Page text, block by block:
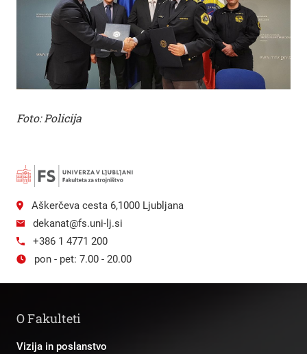
Foto: Policija
Aškerčeva cesta 6,1000 Ljubljana
dekanat@fs.uni-lj.si
+386 1 4771 200
pon - pet: 7.00 - 20.00
O Fakulteti
Vizija in poslanstvo